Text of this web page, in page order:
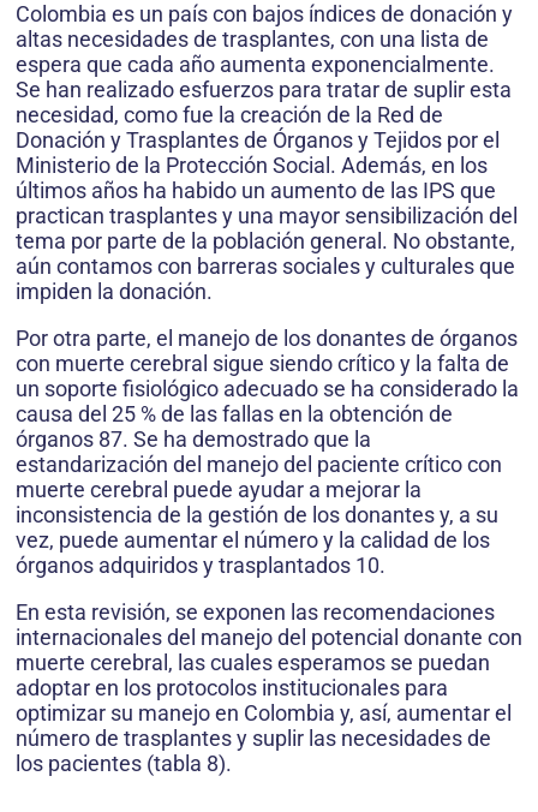
Colombia es un país con bajos índices de donación y
altas necesidades de trasplantes, con una lista de
espera que cada año aumenta exponencialmente.
Se han realizado esfuerzos para tratar de suplir esta
necesidad, como fue la creación de la Red de
Donación y Trasplantes de Órganos y Tejidos por el
Ministerio de la Protección Social. Además, en los
últimos años ha habido un aumento de las IPS que
practican trasplantes y una mayor sensibilización del
tema por parte de la población general. No obstante,
aún contamos con barreras sociales y culturales que
impiden la donación.
Por otra parte, el manejo de los donantes de órganos
con muerte cerebral sigue siendo crítico y la falta de
un soporte fisiológico adecuado se ha considerado la
causa del 25 % de las fallas en la obtención de
órganos 87. Se ha demostrado que la
estandarización del manejo del paciente crítico con
muerte cerebral puede ayudar a mejorar la
inconsistencia de la gestión de los donantes y, a su
vez, puede aumentar el número y la calidad de los
órganos adquiridos y trasplantados 10.
En esta revisión, se exponen las recomendaciones
internacionales del manejo del potencial donante con
muerte cerebral, las cuales esperamos se puedan
adoptar en los protocolos institucionales para
optimizar su manejo en Colombia y, así, aumentar el
número de trasplantes y suplir las necesidades de
los pacientes (tabla 8).